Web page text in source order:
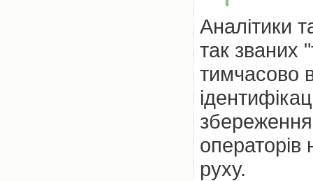
Аналітики
так званих
тимчасово
операторів
руху.